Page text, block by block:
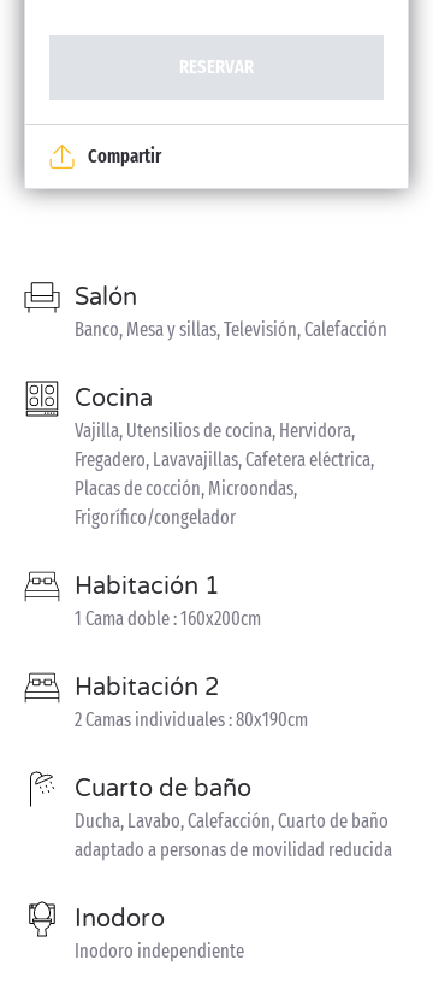
RESERVAR
Compartir
Salón
Banco, Mesa y sillas, Televisión, Calefacción
Cocina
Vajilla, Utensilios de cocina, Hervidora,
Fregadero, Lavavajillas, Cafetera eléctrica,
Placas de cocción, Microondas,
Frigorífico/congelador
Habitación 1
1 Cama doble : 160x200cm
Habitación 2
2 Camas individuales : 80x190cm
Cuarto de baño
Ducha, Lavabo, Calefacción, Cuarto de baño
adaptado a personas de movilidad reducida
Inodoro
Inodoro independiente